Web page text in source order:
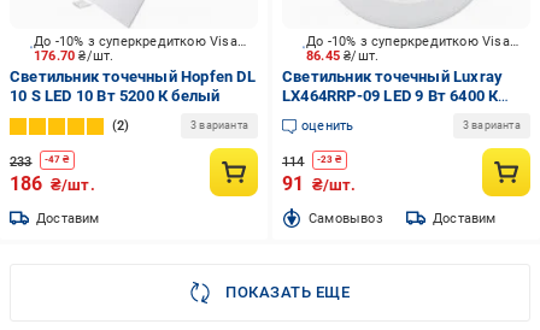
176.70₴/шт.
До -10% з суперкредиткою Visa Вигода
Светильник точечный Hopfen DL
10 S LED 10 Вт 5200 К белый
2 3 варианта
233 -47 ₴
186 ₴/шт.
Доставим
86.45₴/шт.
До -10% з суперкредиткою Visa Вигода
Светильник точечный Luxray
LX464RRP-09 LED 9 Вт 6400 К
холодный
оценить 3 варианта
114 -23 ₴
91 ₴/шт.
Cамовывоз Доставим
ПОКАЗАТЬ ЕЩЕ